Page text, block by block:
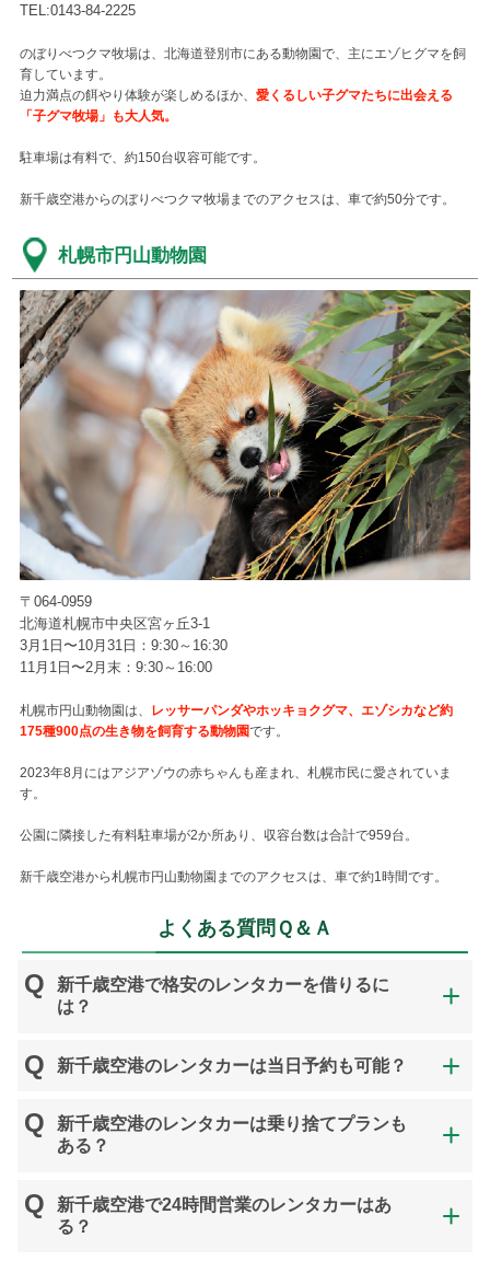
TEL:0143-84-2225
のぼりべつクマ牧場は、北海道登別市にある動物園で、主にエゾヒグマを飼
育しています。
迫力満点の餌やり体験が楽しめるほか、 愛くるしい子グマたちに出会える
「子グマ牧場」も大人気。
駐車場は有料で、約150台収容可能です。
新千歳空港からのぼりべつクマ牧場までのアクセスは、車で約50分です。
札幌市円山動物園
〒064-0959
北海道札幌市中央区宮ヶ丘3-1
3月1日〜10月31日：9:30～16:30
11月1日〜2月末：9:30～16:00
札幌市円山動物園は、
レッサーパンダやホッキョクグマ、エゾシカなど約
175種900点の生き物を飼育する動物園です。
2023年8月にはアジアゾウの赤ちゃんも産まれ、札幌市民に愛されていま
す。
公園に隣接した有料駐車場が2か所あり、収容台数は合計で959台。
新千歳空港から札幌市円山動物園までのアクセスは、車で約1時間です。
よくある質問Ｑ＆Ａ
新千歳空港で格安のレンタカーを借りるに
は？
新千歳空港のレンタカーは当日予約も可能？
新千歳空港のレンタカーは乗り捨てプランも
ある？
新千歳空港で24時間営業のレンタカーはあ
る？